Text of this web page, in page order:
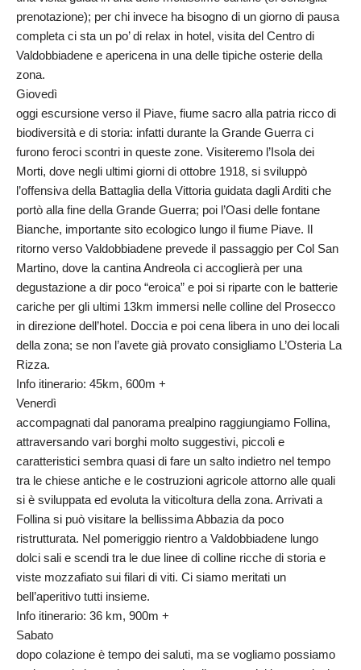
prenotazione); per chi invece ha bisogno di un giorno di pausa
completa ci sta un po’ di relax in hotel, visita del Centro di
Valdobbiadene e apericena in una delle tipiche osterie della
zona.
Giovedì
oggi escursione verso il Piave, fiume sacro alla patria ricco di
biodiversità e di storia: infatti durante la Grande Guerra ci
furono feroci scontri in queste zone. Visiteremo l’Isola dei
Morti, dove negli ultimi giorni di ottobre 1918, si sviluppò
l’offensiva della Battaglia della Vittoria guidata dagli Arditi che
portò alla fine della Grande Guerra; poi l’Oasi delle fontane
Bianche, importante sito ecologico lungo il fiume Piave. Il
ritorno verso Valdobbiadene prevede il passaggio per Col San
Martino, dove la cantina Andreola ci accoglierà per una
degustazione a dir poco “eroica” e poi si riparte con le batterie
cariche per gli ultimi 13km immersi nelle colline del Prosecco
in direzione dell’hotel. Doccia e poi cena libera in uno dei locali
della zona; se non l’avete già provato consigliamo L’Osteria La
Rizza.
Info itinerario: 45km, 600m +
Venerdì
accompagnati dal panorama prealpino raggiungiamo Follina,
attraversando vari borghi molto suggestivi, piccoli e
caratteristici sembra quasi di fare un salto indietro nel tempo
tra le chiese antiche e le costruzioni agricole attorno alle quali
si è sviluppata ed evoluta la viticoltura della zona. Arrivati a
Follina si può visitare la bellissima Abbazia da poco
ristrutturata. Nel pomeriggio rientro a Valdobbiadene lungo
dolci sali e scendi tra le due linee di colline ricche di storia e
viste mozzafiato sui filari di viti. Ci siamo meritati un
bell’aperitivo tutti insieme.
Info itinerario: 36 km, 900m +
Sabato
dopo colazione è tempo dei saluti, ma se vogliamo possiamo